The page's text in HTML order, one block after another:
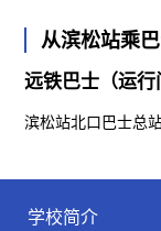
从滨松站乘
远铁巴士（运行
滨松站北口巴士总
学校简介